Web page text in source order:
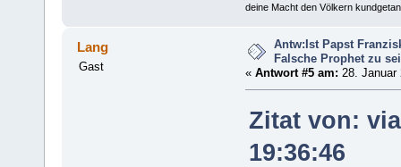
deine Macht den Völkern
Lang
Gast
Antw:Ist Papst
Falsche Prophet zu
« Antwort #5 am: 28. Januar
Zitat von:
19:36:46